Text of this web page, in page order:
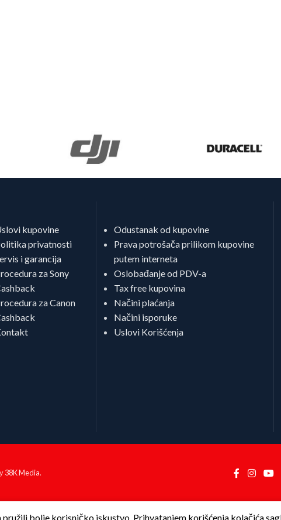
kupovine
privatnosti
i garancija
za Sony
za Canon
Odustanak od kupovine
Prava potrošača prilikom kupovine
putem interneta
Oslobađanje od PDV-a
Tax free kupovina
Načini plaćanja
Načini isporuke
Uslovi Korišćenja
38K Media.
bolje korisničko iskustvo. Prihvatanjem korišćenja kolačića